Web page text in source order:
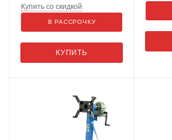
КУПИТЬ
Купить со скидкой
В РАССРОЧКУ